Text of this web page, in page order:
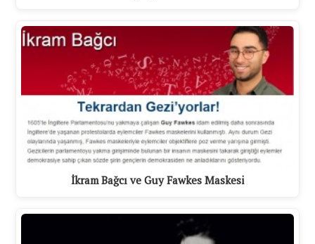
İkram Bağcı ve Guy Fawkes Maskesi